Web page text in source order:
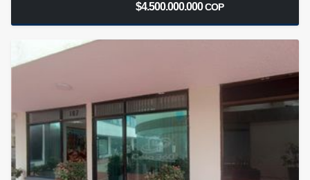
$4.500.000.000COP